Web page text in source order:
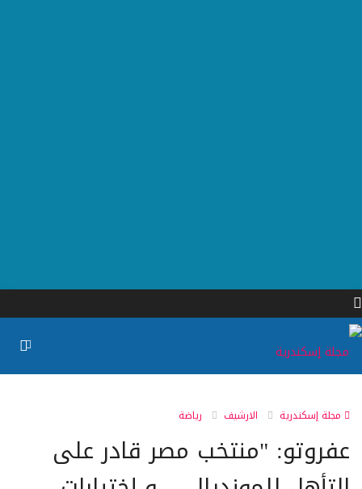
مجلة إسكندرية الارشيف رياضة
عفروتو: "منتخب مصر قادر على